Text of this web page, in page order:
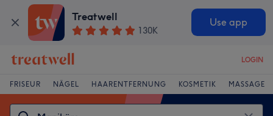
Treatwell
130K
Use app
LOGIN
FRISEUR NÄGEL HAARENTFERNUNG KOSMETIK MASSAGE